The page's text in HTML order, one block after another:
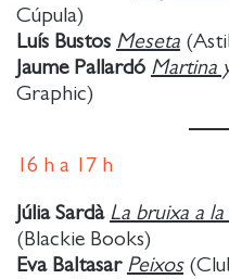
Cúpula)
Luís Bustos Meseta
Jaume Pallardó Martina
Graphic)
16 h a 17 h
Júlia Sardà La bruixa a
(Blackie Books)
Eva Baltasar Peixos